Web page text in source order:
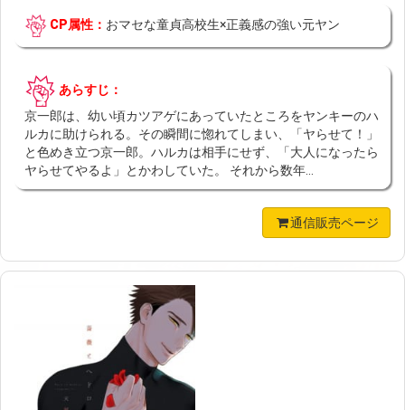
CP属性： おマセな童貞高校生×正義感の強い元ヤン
あらすじ：
京一郎は、幼い頃カツアゲにあっていたところをヤンキーのハ
ルカに助けられる。その瞬間に惚れてしまい、「ヤらせて！」
と色めき立つ京一郎。ハルカは相手にせず、「大人になったら
ヤらせてやるよ」とかわしていた。 それから数年...
通信販売ページ